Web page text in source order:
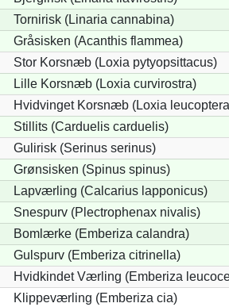
Tornirisk (Linaria cannabina)
Gråsisken (Acanthis flammea)
Stor Korsnæb (Loxia pytyopsittacus)
Lille Korsnæb (Loxia curvirostra)
Hvidvinget Korsnæb (Loxia
Stillits (Carduelis carduelis)
Gulirisk (Serinus serinus)
Grønsisken (Spinus spinus)
Lapværling (Calcarius lapponicus)
Snespurv (Plectrophenax nivalis)
Bomlærke (Emberiza calandra)
Gulspurv (Emberiza citrinella)
Hvidkindet Værling (Emberiza
Klippeværling (Emberiza cia)